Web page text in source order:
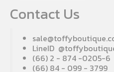
Contact Us
LineID
(66) 2 - 874 -0205-6
(66) 84 - 099 - 3799